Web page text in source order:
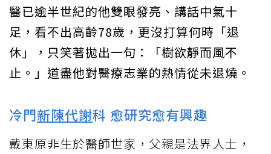
醫已逾半世紀的他雙眼發亮、講話中氣十
足，看不出高齡78歲，更沒打算何時「退
休」，只笑著拋出一句：「樹欲靜而風不
止。」道盡他對醫療志業的熱情從未退燒。
冷門新陳代謝科 愈研究愈有興趣
戴東原非生於醫師世家，父親是法界人士，